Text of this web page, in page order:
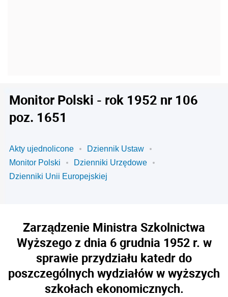
Monitor Polski - rok 1952 nr 106
poz. 1651
Akty ujednolicone
Dziennik Ustaw
Monitor Polski
Dzienniki Urzędowe
Dzienniki Unii Europejskiej
Zarządzenie Ministra Szkolnictwa
Wyższego z dnia 6 grudnia 1952 r. w
sprawie przydziału katedr do
poszczególnych wydziałów w wyższych
szkołach ekonomicznych.